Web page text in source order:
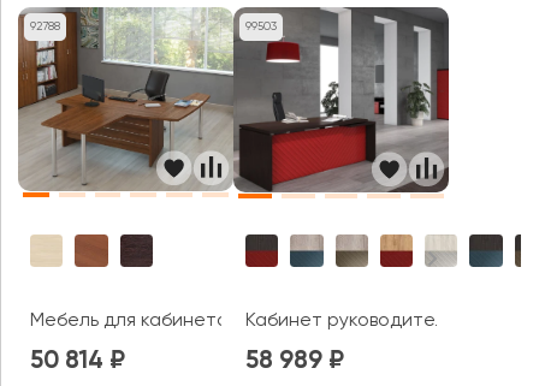
92788
Мебель для кабинета руководителя Гранд / Grand
50 814
99503
Кабинет руководителя Torr
58 989